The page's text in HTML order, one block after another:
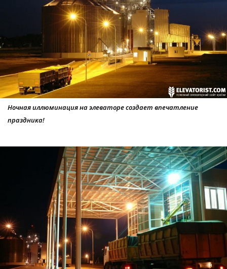
Ночная иллюминация на элеваторе создает впечатление
праздника!